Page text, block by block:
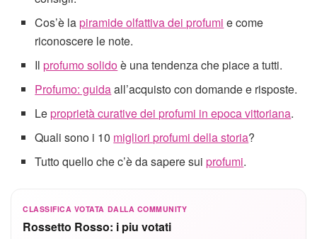
Cos’è lapiramide olfattiva dei profumi e come
riconoscere le note.
Ilprofumo solidoè una tendenza che piace a tutti.
Profumo: guidaall’acquisto con domande e risposte.
Leproprietà curative dei profumi in epoca vittoriana.
Quali sono i 10 migliori profumi della storia?
Tutto quello che c’è da sapere suiprofumi.
CLASSIFICA VOTATA DALLA COMMUNITY
Rossetto Rosso: i piu votati